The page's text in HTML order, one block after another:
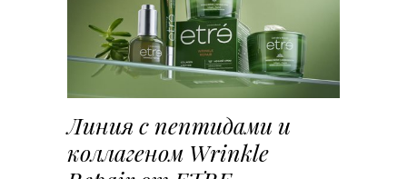
Линия с пептидами и
коллагеном Wrinkle